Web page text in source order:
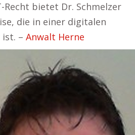
bietet Dr. Schmelzer
die in einer digitalen
– Anwalt Herne